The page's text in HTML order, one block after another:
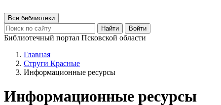
Все библиотеки
Найти
Войти
Библиотечный портал Псковской области
Главная
Струги Красные
Информационные ресурсы
Информационные ресурсы